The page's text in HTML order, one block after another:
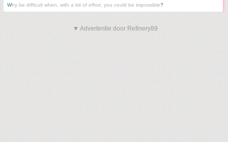
Why be difficult when, with a bit of effort, you could be impossible?
▼ Advertentie door Refinery89